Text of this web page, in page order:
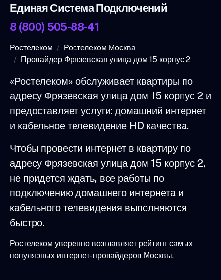
Единая Система Подключений
8 (800) 505-88-41
Ростелеком
Ростелеком Москва
Провайдер Фрязевская улица дом 15 корпус 2
«Ростелеком» обслуживает квартиры по
адресу Фрязевская улица дом 15 корпус 2 и
предоставляет услуги: домашний интернет
и кабельное телевидение HD качества.
Чтобы провести интернет в квартиру по
адресу Фрязевская улица дом 15 корпус 2,
не придется ждать, все работы по
подключению домашнего интернета и
кабельного телевидения выполняются
быстро.
Ростелеком уверенно возглавляет рейтинг самых
популярных интернет-провайдеров Москвы.